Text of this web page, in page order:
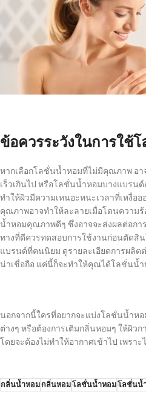
ข้อควรระวังในการใช้
หากเลือกโลชั่นน้ำหอมที่ไม่มีคุณภาพ อ
เร็วเกินไป หรือโลชั่นน้ำหอมบางแบรน
ทำให้ผิวมีความเหนอะหนะเวลาที่เหงื่อ
คุณภาพอาจทำให้ละลายเมื่อโดนความ
น้ำหอมคุณภาพดีๆ ซึ่งอาจจะส่งผลต่อก
ทางที่ดีควรทดสอบการใช้งานก่อนตัดสิ
แบรนด์ที่คนนิยม ดูรายละเอียดการผลิต
น่าเชื่อถือ แค่นี้ก็จะทำให้คุณได้โลชั่นน้
นอกจากนี้ใครที่อยากจะแบ่งโลชั่นน้ำห
ต่างๆ หรือต้องการเติมกลิ่นหอมๆ ให้ผิว
โดยจะต้องไม่ทำให้อากาศเข้าไป เพรา
กลิ่นน้ำหอมกลิ่นหอมโลชั่นน้ำหอมโลชั่นน้